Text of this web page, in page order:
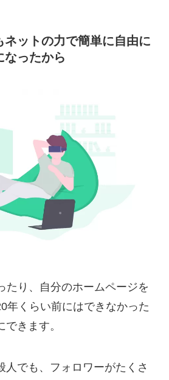
ットの力で簡単に自由に
なったから
たり、自分のホームページを
年くらい前にはできなかった
きます。
人でも、フォロワーがたくさ